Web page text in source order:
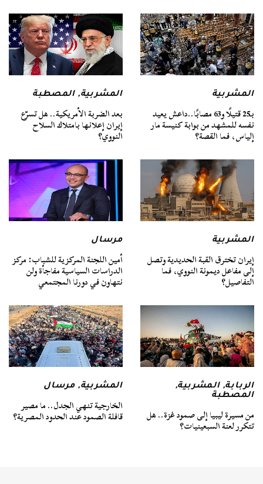
المشربية
بـ25 قتيلًا و63 مصابًا..داعش يعيد
نفسه للمشهد من بوابة كنيسة مار
إلياس، فما القصة؟
المشربية,المصطبة
بعد الضربة الأمريكية.. هل تسرّع
إيران إعلانها بامتلاك السلاح
النووي؟
المشربية
إيران تخترق القبة الحديدية وتصل
إلى مفاعل ديمونة النووي، فما
التفاصيل؟
مرسال
أمين اللجنة المركزية للشباب: مركز
الدراسات السياسية مفاجأة ولن
نتهاون في دورنا المجتمعي
الربابة,المشربية,
المصطبة
من مسيرة ليبيا إلى صمود غزة.. هل
تتكرر لعنة السبعينيات؟
المشربية,مرسال
الخارجية تنهي الجدل.. ما مصير
قافلة الصمود عند الحدود المصرية؟